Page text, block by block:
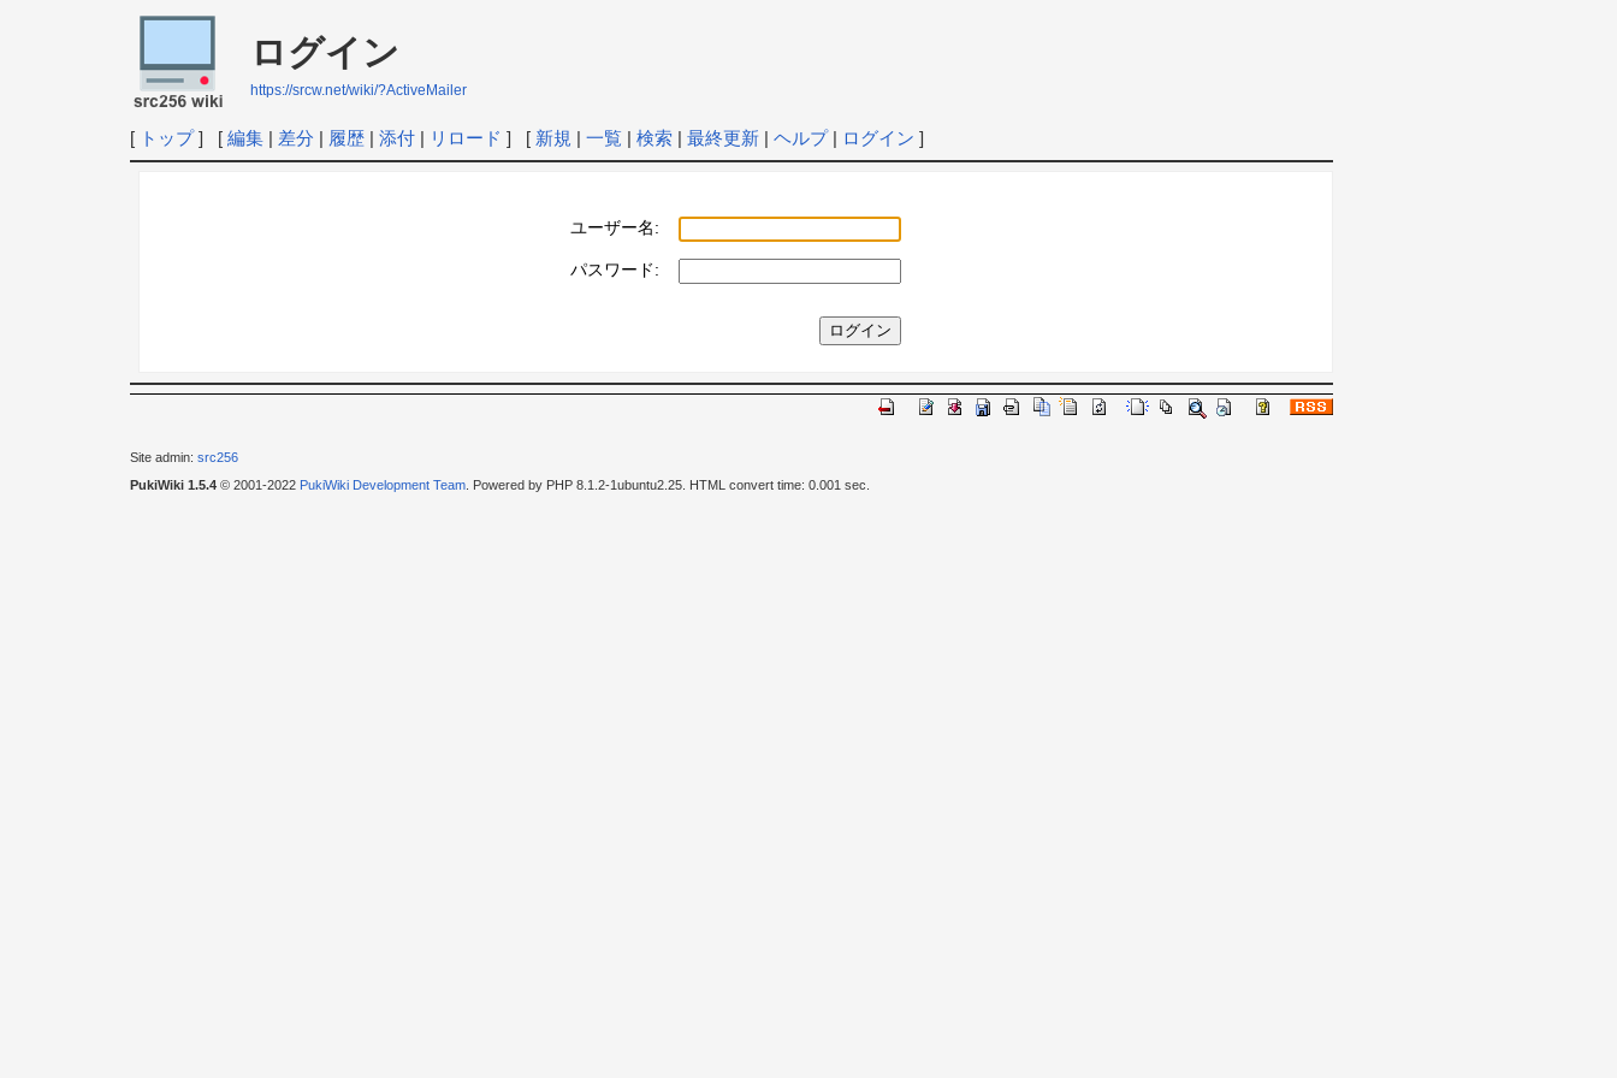
ログイン
https://srcw.net/wiki/?ActiveMailer
[ トップ] [ 編集| 差分 | 履歴| 添付| リロード ] [ 新規 | 一覧| 検索| 最終更新| ヘルプ| ログイン ]
ユーザー名:
パスワード:
Site admin: src256
PukiWiki 1.5.4© 2001-2022 PukiWiki Development Team. Powered by PHP 8.1.2-1ubuntu2.25. HTML convert time: 0.001 sec.